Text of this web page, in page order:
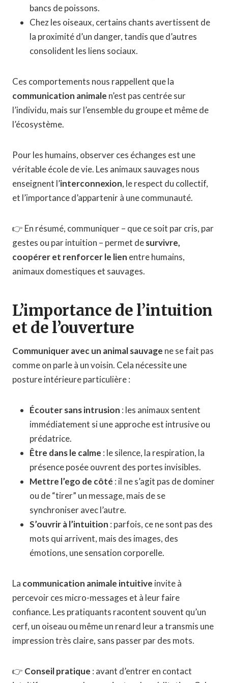
bancs de poissons.
Chez les oiseaux, certains chants avertissent de
la proximité d’un danger, tandis que d’autres
consolident les liens sociaux.
Ces comportements nous rappellent que la
communication animale n’est pas centrée sur
l’individu, mais sur l’ensemble du groupe et même de
l’écosystème.
Pour les humains, observer ces échanges est une
véritable école de vie. Les animaux sauvages nous
enseignent l’interconnexion, le respect du collectif,
et l’importance d’appartenir à une communauté.
👉 En résumé, communiquer – que ce soit par cris, par
gestes ou par intuition – permet desurvivre,
coopérer et renforcer le lien entre humains,
animaux domestiques et sauvages.
L’importance de l’intuition
et de l’ouverture
Communiquer avec un animal sauvage ne se fait pas
comme on parle à un voisin. Cela nécessite une
posture intérieure particulière :
Écouter sans intrusion : les animaux sentent
immédiatement si une approche est intrusive ou
prédatrice.
Être dans le calme : le silence, la respiration, la
présence posée ouvrent des portes invisibles.
Mettre l’ego de côté : il ne s’agit pas de dominer
ou de “tirer” un message, mais de se
synchroniser avec l’autre.
S’ouvrir à l’intuition : parfois, ce ne sont pas des
mots qui arrivent, mais des images, des
émotions, une sensation corporelle.
La communication animale intuitive invite à
percevoir ces micro-messages et à leur faire
confiance. Les pratiquants racontent souvent qu’un
cerf, un oiseau ou même un renard leur a transmis une
impression très claire, sans passer par des mots.
👉 Conseil pratique : avant d’entrer en contact